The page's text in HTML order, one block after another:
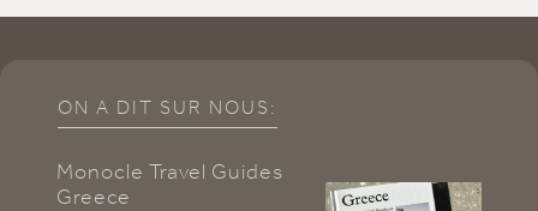
ON A DIT SUR NOUS:
Monocle Travel Guides
Greece